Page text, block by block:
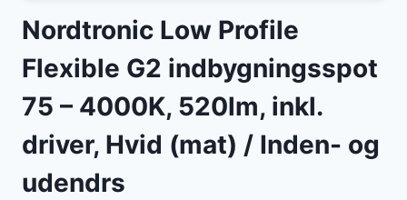
Nordtronic Low Profile
Flexible G2 indbygningsspot
75 – 4000K, 520lm, inkl.
driver, Hvid (mat) / Inden- og
udendrs